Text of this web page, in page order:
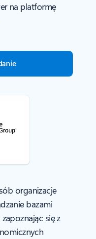
na platformę
organizacje
bazami
się z